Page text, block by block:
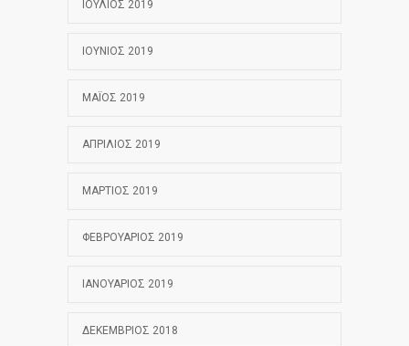
ΙΟΎΛΙΟΣ 2019
ΙΟΎΝΙΟΣ 2019
ΜΆΙΟΣ 2019
ΑΠΡΊΛΙΟΣ 2019
ΜΆΡΤΙΟΣ 2019
ΦΕΒΡΟΥΆΡΙΟΣ 2019
ΙΑΝΟΥΆΡΙΟΣ 2019
ΔΕΚΈΜΒΡΙΟΣ 2018